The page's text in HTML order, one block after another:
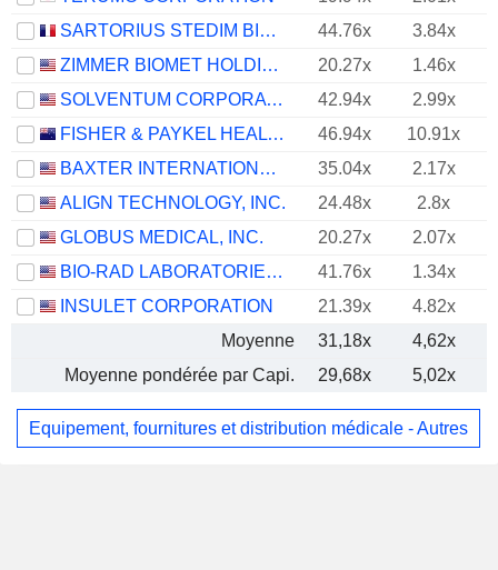
SARTORIUS STEDIM BIOTECH
44.76x
3.84x
ZIMMER BIOMET HOLDINGS, INC.
20.27x
1.46x
SOLVENTUM CORPORATION
42.94x
2.99x
FISHER & PAYKEL HEALTHCARE CORPORATION LIMITED
46.94x
10.91x
BAXTER INTERNATIONAL INC.
35.04x
2.17x
ALIGN TECHNOLOGY, INC.
24.48x
2.8x
GLOBUS MEDICAL, INC.
20.27x 2.07x
BIO-RAD LABORATORIES, INC.
41.76x
1.34x
INSULET CORPORATION
21.39x
4.82x
Moyenne
31,18x
4,62x
Moyenne pondérée par Capi.
29,68x 5,02x
Equipement, fournitures et distribution médicale - Autres